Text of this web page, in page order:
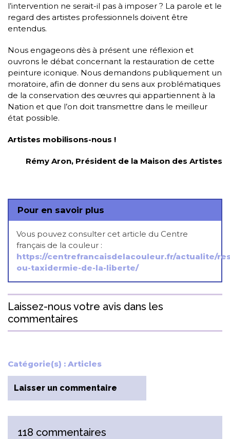
l’intervention ne serait-il pas à imposer ? La parole et le
regard des artistes professionnels doivent être
entendus.
Nous engageons dès à présent une réflexion et
ouvrons le débat concernant la restauration de cette
peinture iconique. Nous demandons publiquement un
moratoire, afin de donner du sens aux problématiques
de la conservation des œuvres qui appartiennent à la
Nation et que l’on doit transmettre dans le meilleur
état possible.
Artistes mobilisons-nous !
Rémy Aron, Président de la Maison des Artistes
Pour en savoir plus
Vous pouvez consulter cet article du Centre
français de la couleur :
https://centrefrancaisdelacouleur.fr/actualite/
ou-taxidermie-de-la-liberte/
Laissez-nous votre avis dans les
commentaires
Catégorie(s) : Articles
Laisser un commentaire
118 commentaires